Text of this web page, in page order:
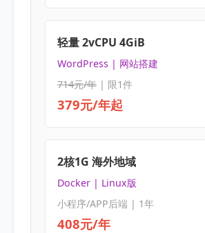
轻量 2vCPU 4GiB
WordPress | 网站搭建
714元/年| 限1件
379元/年起
2核1G 海外地域
Docker | Linux版
小程序/APP后端 | 1年
408元/年